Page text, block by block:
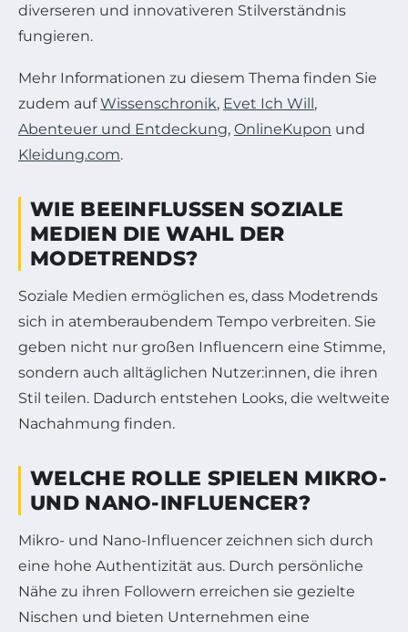
diverseren und innovativeren Stilverständnis
fungieren.
Mehr Informationen zu diesem Thema finden Sie
zudem aufWissenschronik, Evet Ich Will,
Abenteuer und Entdeckung, OnlineKupon und
Kleidung.com.
WIE BEEINFLUSSEN SOZIALE
MEDIEN DIE WAHL DER
MODETRENDS?
Soziale Medien ermöglichen es, dass Modetrends
sich in atemberaubendem Tempo verbreiten. Sie
geben nicht nur großen Influencern eine Stimme,
sondern auch alltäglichen Nutzer:innen, die ihren
Stil teilen. Dadurch entstehen Looks, die weltweite
Nachahmung finden.
WELCHE ROLLE SPIELEN MIKRO-
UND NANO-INFLUENCER?
Mikro- und Nano-Influencer zeichnen sich durch
eine hohe Authentizität aus. Durch persönliche
Nähe zu ihren Followern erreichen sie gezielte
Nischen und bieten Unternehmen eine